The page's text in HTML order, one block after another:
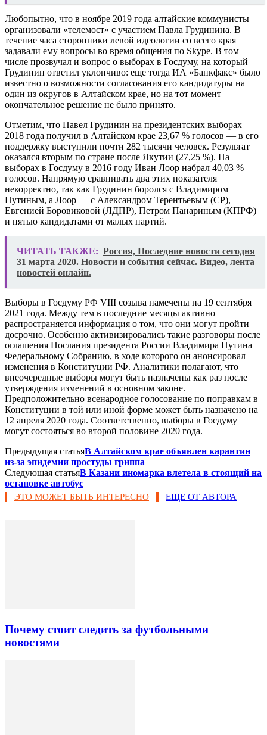
Любопытно, что в ноябре 2019 года алтайские коммунисты
организовали «телемост» с участием Павла Грудинина. В
течение часа сторонники левой идеологии со всего края
задавали ему вопросы во время общения по Skype. В том
числе прозвучал и вопрос о выборах в Госдуму, на который
Грудинин ответил уклончиво: еще тогда ИА «Банкфакс» было
известно о возможности согласования его кандидатуры на
один из округов в Алтайском крае, но на тот момент
окончательное решение не было принято.
Отметим, что Павел Грудинин на президентских выборах
2018 года получил в Алтайском крае 23,67 % голосов — в его
поддержку выступили почти 282 тысячи человек. Результат
оказался вторым по стране после Якутии (27,25 %). На
выборах в Госдуму в 2016 году Иван Лоор набрал 40,03 %
голосов. Напрямую сравнивать два этих показателя
некорректно, так как Грудинин боролся с Владимиром
Путиным, а Лоор — с Александром Терентьевым (СР),
Евгенией Боровиковой (ЛДПР), Петром Панариным (КПРФ)
и пятью кандидатами от малых партий.
ЧИТАТЬ ТАКЖЕ: Россия, Последние новости сегодня
31 марта 2020. Новости и события сейчас. Видео, лента
новостей онлайн.
Выборы в Госдуму РФ VIII созыва намечены на 19 сентября
2021 года. Между тем в последние месяцы активно
распространяется информация о том, что они могут пройти
досрочно. Особенно активизировались такие разговоры после
оглашения Послания президента России Владимира Путина
Федеральному Собранию, в ходе которого он анонсировал
изменения в Конституции РФ. Аналитики полагают, что
внеочередные выборы могут быть назначены как раз после
утверждения изменений в основном законе.
Предположительно всенародное голосование по поправкам в
Конституции в той или иной форме может быть назначено на
12 апреля 2020 года. Соответственно, выборы в Госдуму
могут состояться во второй половине 2020 года.
Предыдущая статьяВ Алтайском крае объявлен карантин
из-за эпидемии простуды гриппа
Следующая статьяВ Казани иномарка влетела в стоящий на
остановке автобус
ЭТО МОЖЕТ БЫТЬ ИНТЕРЕСНО ЕЩЕ ОТ АВТОРА
Почему стоит следить за футбольными
новостями